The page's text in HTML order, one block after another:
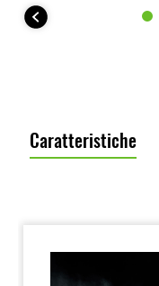
Caratteristiche